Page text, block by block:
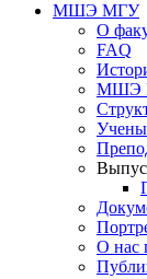
МШЭ МГУ
О
FAQ
МШЭ
О нас